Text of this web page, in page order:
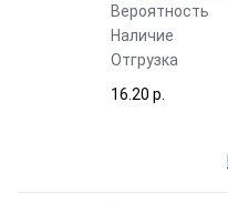
Вероятность
Наличие
Отгрузка
16.20 p.